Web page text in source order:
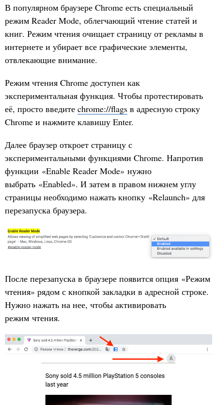
В популярном браузере Chrome есть специальный
режим Reader Mode, облегчающий чтение статей и
книг. Режим чтения очищает страницу от рекламы в
интернете и убирает все графические элементы,
отвлекающие внимание.
Режим чтения Chrome доступен как
экспериментальная функция. Чтобы протестировать
её, просто введите chrome://flags в адресную строку
Chrome и нажмите клавишу Enter.
Далее браузер откроет страницу с
экспериментальными функциями Chrome. Напротив
функции «Enable Reader Mode» нужно
выбрать «Enabled». И затем в правом нижнем углу
страницы необходимо нажать кнопку «Relaunch» для
перезапуска браузера.
После перезапуска в браузере появится опция «Режим
чтения» рядом с кнопкой закладки в адресной строке.
Нужно нажать на нее, чтобы активировать
режим чтения.